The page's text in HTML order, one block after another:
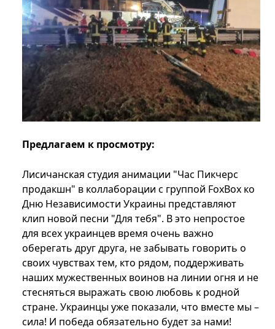
Предлагаем к просмотру:
Лисичанская студия анимации "Час Пикчерс
продакшн" в коллаборации с группой FoxBox ко
Дню Независимости Украины представляют
клип новой песни "Для тебя". В это непростое
для всех украинцев время очень важно
оберегать друг друга, не забывать говорить о
своих чувствах тем, кто рядом, поддерживать
наших мужественных воинов на линии огня и не
стесняться выражать свою любовь к родной
стране. Украинцы уже показали, что вместе мы –
сила! И победа обязательно будет за нами!